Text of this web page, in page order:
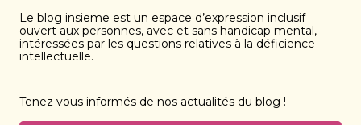
Le blog insieme est un espace d’expression inclusif
ouvert aux personnes, avec et sans handicap mental,
intéressées par les questions relatives à la déficience
intellectuelle.
Tenez vous informés de nos actualités du blog !